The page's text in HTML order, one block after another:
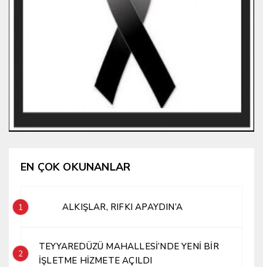
EN ÇOK OKUNANLAR
1 ALKIŞLAR, RIFKI APAYDIN’A
2
TEYYAREDÜZÜ MAHALLESİ’NDE YENİ BİR
İŞLETME HİZMETE AÇILDI